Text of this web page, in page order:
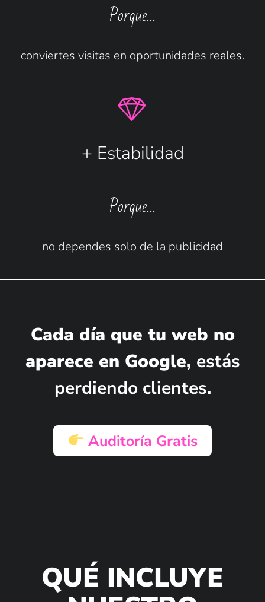
Porque…
conviertes visitas en oportunidades reales.
+ Estabilidad
Porque…
no dependes solo de la publicidad
Cada día que tu web no
aparece en Google, estás
perdiendo clientes.
Auditoría Gratis
QUÉ INCLUYE